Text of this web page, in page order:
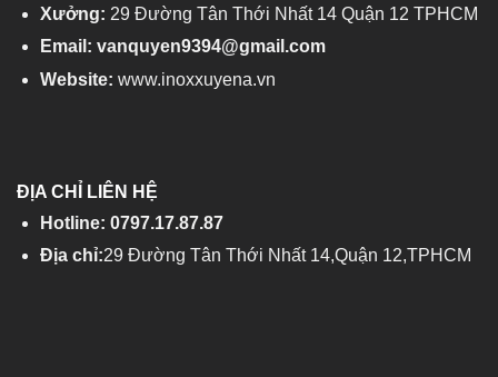
Xưởng: 29 Đường Tân Thới Nhất 14 Quận 12 TPHCM
Email: vanquyen9394@gmail.com
Website: www.inoxxuyena.vn
ĐỊA CHỈ LIÊN HỆ
Hotline: 0797.17.87.87
Địa chỉ:29 Đường Tân Thới Nhất 14,Quận 12,TPHCM